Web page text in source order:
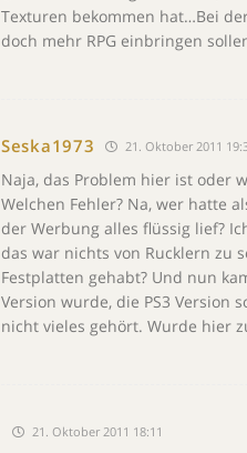
Texturen bekommen hat…Bei
doch mehr RPG einbringen
Seska1973 21. Oktober 2011
Naja, das Problem hier ist oder
Welchen Fehler? Na, wer hatte
der Werbung alles flüssig lief?
das war nichts von Rucklern zu
Festplatten gehabt? Und nun
Version wurde, die PS3 Version
nicht vieles gehört. Wurde hier
21. Oktober 2011 18:11